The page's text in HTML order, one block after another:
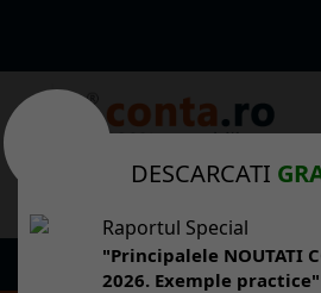
DESCARCATI
Raportul Special
"Principalele NOUTATI
2026. Exemple practice"